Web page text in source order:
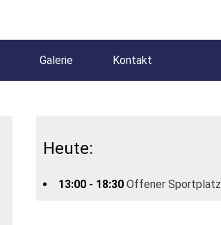
Galerie Kontakt
Heute:
13:00 - 18:30 Offener Sportplatz